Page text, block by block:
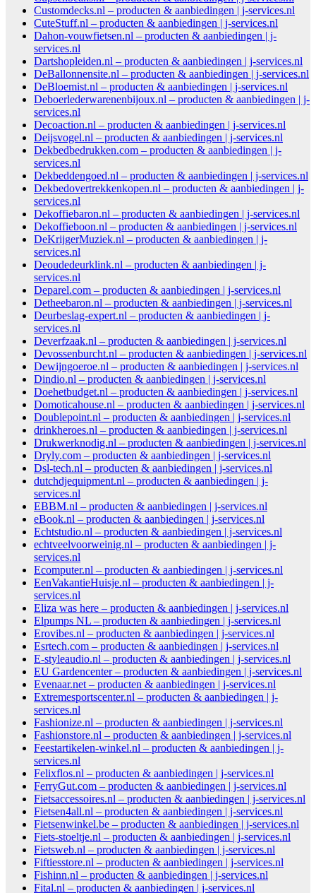
Customdecks.nl – producten & aanbiedingen | j-services.nl
CuteStuff.nl – producten & aanbiedingen | j-services.nl
Dahon-vouwfietsen.nl – producten & aanbiedingen | j-
services.nl
Dartshopleiden.nl – producten & aanbiedingen | j-services.nl
DeBallonnensite.nl – producten & aanbiedingen | j-services.nl
DeBloemist.nl – producten & aanbiedingen | j-services.nl
Deboerlederwarenenbijoux.nl – producten & aanbiedingen | j-
services.nl
Decoaction.nl – producten & aanbiedingen | j-services.nl
Deijsvogel.nl – producten & aanbiedingen | j-services.nl
Dekbedbedrukken.com – producten & aanbiedingen | j-
services.nl
Dekbeddengoed.nl – producten & aanbiedingen | j-services.nl
Dekbedovertrekkenkopen.nl – producten & aanbiedingen | j-
services.nl
Dekoffiebaron.nl – producten & aanbiedingen | j-services.nl
Dekoffieboon.nl – producten & aanbiedingen | j-services.nl
DeKrijgerMuziek.nl – producten & aanbiedingen | j-
services.nl
Deoudedeurklink.nl – producten & aanbiedingen | j-
services.nl
Deparel.com – producten & aanbiedingen | j-services.nl
Detheebaron.nl – producten & aanbiedingen | j-services.nl
Deurbeslag-expert.nl – producten & aanbiedingen | j-
services.nl
Deverfzaak.nl – producten & aanbiedingen | j-services.nl
Devossenburcht.nl – producten & aanbiedingen | j-services.nl
Dewijngoeroe.nl – producten & aanbiedingen | j-services.nl
Dindio.nl – producten & aanbiedingen | j-services.nl
Doehetbudget.nl – producten & aanbiedingen | j-services.nl
Domoticahouse.nl – producten & aanbiedingen | j-services.nl
Doublepoint.nl – producten & aanbiedingen | j-services.nl
drinkheroes.nl – producten & aanbiedingen | j-services.nl
Drukwerknodig.nl – producten & aanbiedingen | j-services.nl
Dryly.com – producten & aanbiedingen | j-services.nl
Dsl-tech.nl – producten & aanbiedingen | j-services.nl
dutchdjequipment.nl – producten & aanbiedingen | j-
services.nl
EBBM.nl – producten & aanbiedingen | j-services.nl
eBook.nl – producten & aanbiedingen | j-services.nl
Echtstudio.nl – producten & aanbiedingen | j-services.nl
echtveelvoorweinig.nl – producten & aanbiedingen | j-
services.nl
Ecomputer.nl – producten & aanbiedingen | j-services.nl
EenVakantieHuisje.nl – producten & aanbiedingen | j-
services.nl
Eliza was here – producten & aanbiedingen | j-services.nl
Elpumps NL – producten & aanbiedingen | j-services.nl
Erovibes.nl – producten & aanbiedingen | j-services.nl
Esrtech.com – producten & aanbiedingen | j-services.nl
E-styleaudio.nl – producten & aanbiedingen | j-services.nl
EU Gardencenter – producten & aanbiedingen | j-services.nl
Evenaar.net – producten & aanbiedingen | j-services.nl
Extremesportscenter.nl – producten & aanbiedingen | j-
services.nl
Fashionize.nl – producten & aanbiedingen | j-services.nl
Fashionstore.nl – producten & aanbiedingen | j-services.nl
Feestartikelen-winkel.nl – producten & aanbiedingen | j-
services.nl
Felixflos.nl – producten & aanbiedingen | j-services.nl
FerryGut.com – producten & aanbiedingen | j-services.nl
Fietsaccessoires.nl – producten & aanbiedingen | j-services.nl
Fietsen4all.nl – producten & aanbiedingen | j-services.nl
Fietsenwinkel.be – producten & aanbiedingen | j-services.nl
Fiets-stoeltje.nl – producten & aanbiedingen | j-services.nl
Fietsweb.nl – producten & aanbiedingen | j-services.nl
Fiftiesstore.nl – producten & aanbiedingen | j-services.nl
Fishinn.nl – producten & aanbiedingen | j-services.nl
Fital.nl – producten & aanbiedingen | j-services.nl